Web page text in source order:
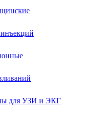
для УЗИ и ЭКГ